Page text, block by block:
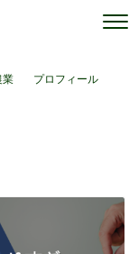
業 プロフィール